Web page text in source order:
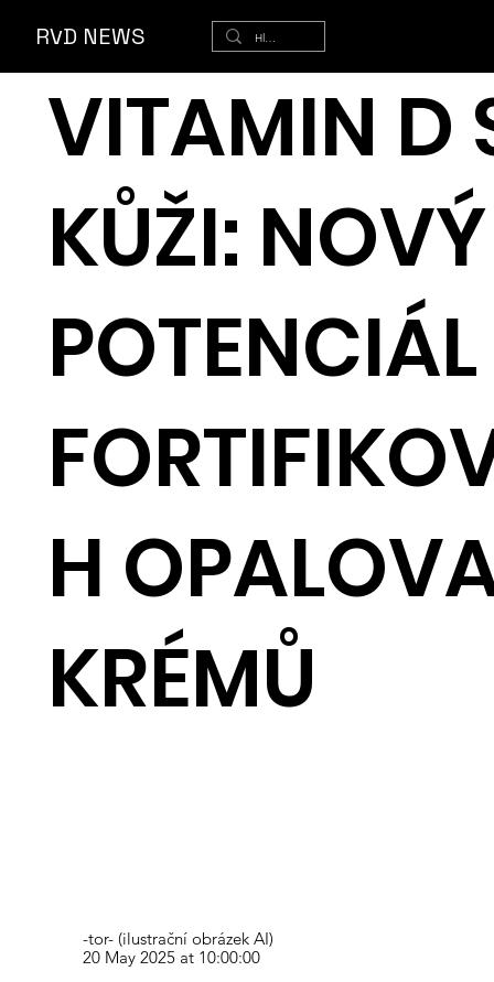
RVD NEWS
VITAMIN D
KŮŽI: NOVÝ
POTENCIÁL
H
KRÉMŮ
20 May 2025 at 10:00:00
-tor- (ilustrační obrázek AI)